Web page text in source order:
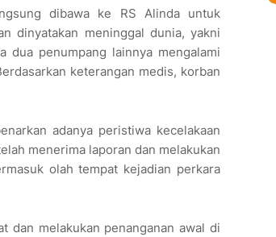
dibawa ke RS Alinda untuk
dinyatakan meninggal dunia, yakni
dua penumpang lainnya mengalami
keterangan medis, korban
adanya peristiwa kecelakaan
menerima laporan dan melakukan
olah tempat kejadian perkara
dan melakukan penanganan awal di